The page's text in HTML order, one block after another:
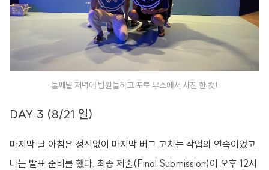
둘째날 저녁에 팀원들하고 포토 부스에서 사진 한 컷!
DAY 3 (8/21 일)
마지막 날 아침은 정신없이 마지막 버그 고치는 작업의 연속이었고
나는 발표 준비를 했다. 최종 제출(Final Submission)이 오후 12시